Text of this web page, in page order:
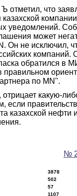
Ъ отметил, что
уведомлений.
может
Он не исключил,
обратился в
правильном
по MN".
какую-
если
казахской нефти
№
3878
502
57
1107